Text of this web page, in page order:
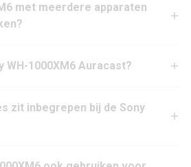
met meerdere apparaten
WH-1000XM6 Auracast?
zit inbegrepen bij de Sony